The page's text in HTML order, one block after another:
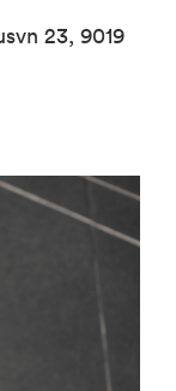
23, 9019